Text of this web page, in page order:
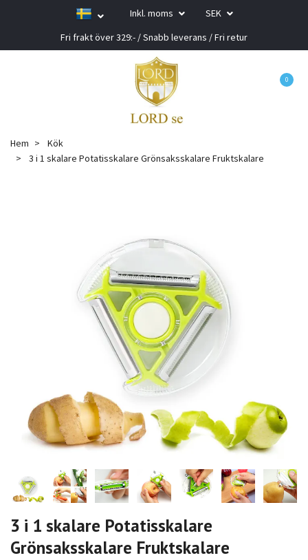
Inkl. moms
SEK
Fri frakt över 329:- / Snabb leverans / Fri retur
0
Hem
Kök
3 i 1 skalare Potatisskalare Grönsaksskalare Fruktskalare
3 i 1 skalare Potatisskalare
Grönsaksskalare Fruktskalare